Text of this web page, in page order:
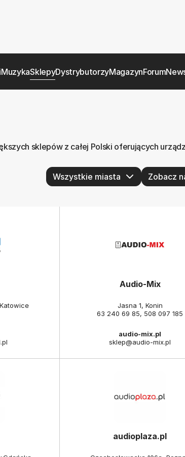
MuzykaSklepyDystrybutorzyMagazynForum
sklepów z całej Polski oferujących
Zobacz
Audio-Mix
Jasna 1, Konin
63 240 69 85, 508 097 185
audio-mix.pl
sklep@audio-mix.pl
audioplaza.pl